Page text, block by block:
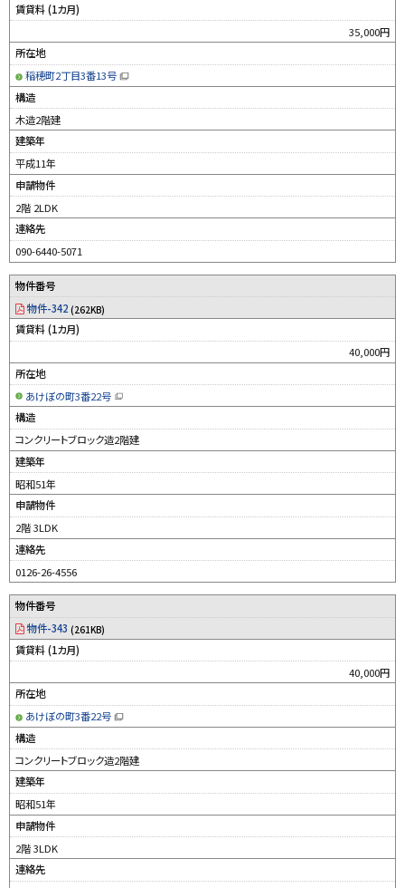
賃貸料 (1カ月)
35,000円
所在地
稲穂町2丁目3番13号
（
規
ン
ウ
開
ま
）
構造
木造2階建
建築年
平成11年
申請物件
2階 2LDK
連絡先
090-6440-5071
物件番号
物件-342 (262KB)
賃貸料 (1カ月)
40,000円
所在地
あけぼの町3番22号
（
規
ウ
ィ
ン
ウ
開
ま
）
構造
コンクリートブロック造2階建
建築年
昭和51年
申請物件
2階 3LDK
連絡先
0126-26-4556
物件番号
物件-343 (261KB)
賃貸料 (1カ月)
40,000円
所在地
あけぼの町3番22号
（
規
ウ
ィ
ン
ウ
開
ま
）
構造
コンクリートブロック造2階建
建築年
昭和51年
申請物件
2階 3LDK
連絡先